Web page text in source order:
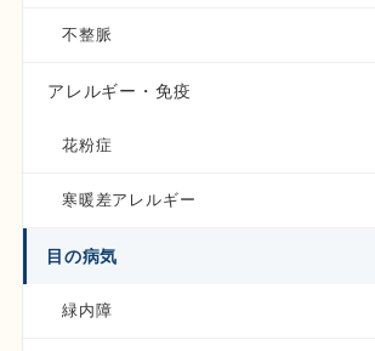
不整脈
アレルギー・免疫
花粉症
寒暖差アレルギー
目の病気
緑内障